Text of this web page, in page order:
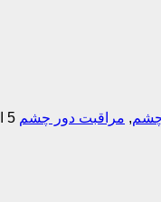
چشم, مراقبت دور چشم 5 از 5